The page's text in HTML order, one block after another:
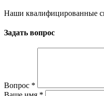
Наши квалифицированные
Задать вопрос
Вопрос *